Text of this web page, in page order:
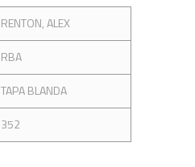
RENTON, ALEX
RBA
TAPA BLANDA
352